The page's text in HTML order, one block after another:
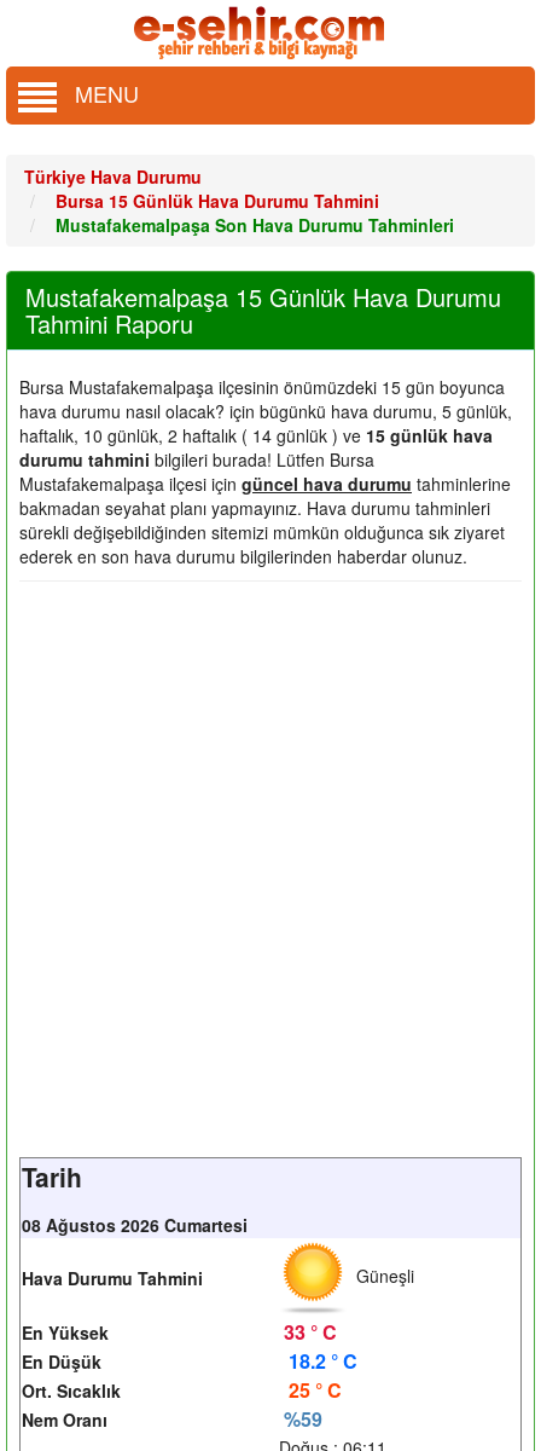
MENU
Türkiye Hava Durumu
Bursa 15 Günlük Hava Durumu Tahmini
Mustafakemalpaşa Son Hava Durumu Tahminleri
Mustafakemalpaşa 15 Günlük Hava Durumu
Tahmini Raporu
Bursa Mustafakemalpaşa ilçesinin önümüzdeki 15 gün boyunca
hava durumu nasıl olacak? için bügünkü hava durumu, 5 günlük,
haftalık, 10 günlük, 2 haftalık ( 14 günlük ) ve 15 günlük hava
durumu tahmini bilgileri burada! Lütfen Bursa
Mustafakemalpaşa ilçesi için güncel hava durumu tahminlerine
bakmadan seyahat planı yapmayınız. Hava durumu tahminleri
sürekli değişebildiğinden sitemizi mümkün olduğunca sık ziyaret
ederek en son hava durumu bilgilerinden haberdar olunuz.
Tarih
08 Ağustos 2026 Cumartesi
Hava Durumu Tahmini Güneşli
En Yüksek 33 ° C
En Düşük 18.2 ° C
Ort. Sıcaklık 25 ° C
Nem Oranı %59